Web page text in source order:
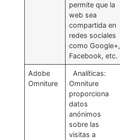
permite que la
web sea
compartida en
redes sociales
como Google+,
Facebook, etc.
Adobe
Omniture
Analíticas:
Omniture
proporciona
datos
anónimos
sobre las
visitas a